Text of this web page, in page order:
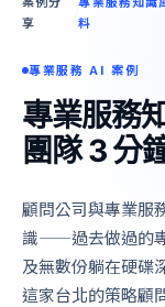
享
料
專業服務 AI 案例
專業服務
團隊 3 分
顧問公司與專業服
識——過去做過的
及無數份躺在硬碟
這家台北的策略顧